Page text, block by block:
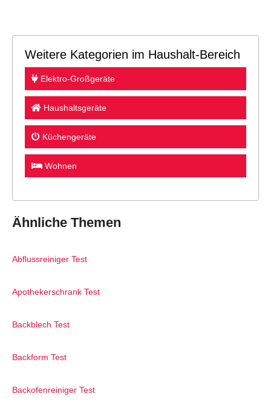
Weitere Kategorien im Haushalt-Bereich
Elektro-Großgeräte
Haushaltsgeräte
Küchengeräte
Wohnen
Ähnliche Themen
Abflussreiniger Test
Apothekerschrank Test
Backblech Test
Backform Test
Backofenreiniger Test